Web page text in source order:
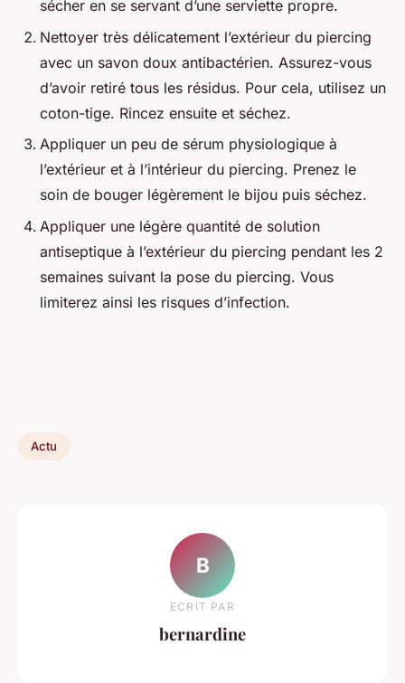
sécher en se servant d’une serviette propre.
Nettoyer très délicatement l’extérieur du piercing
avec un savon doux antibactérien. Assurez-vous
d’avoir retiré tous les résidus. Pour cela, utilisez un
coton-tige. Rincez ensuite et séchez.
Appliquer un peu de sérum physiologique à
l’extérieur et à l’intérieur du piercing. Prenez le
soin de bouger légèrement le bijou puis séchez.
Appliquer une légère quantité de solution
antiseptique à l’extérieur du piercing pendant les 2
semaines suivant la pose du piercing. Vous
limiterez ainsi les risques d’infection.
Actu
B
ECRIT PAR
bernardine